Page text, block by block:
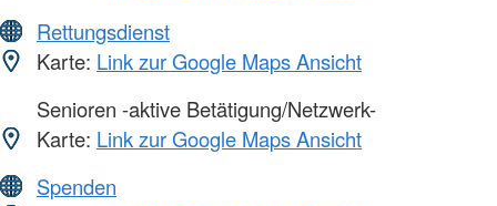
Rettungsdienst
Karte: Link zur Google Maps Ansicht
Senioren -aktive Betätigung/Netzwerk-
Karte: Link zur Google Maps Ansicht
Spenden